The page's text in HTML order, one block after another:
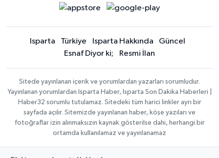
Isparta Türkiye Isparta Hakkında
Güncel
Esnaf Diyor ki;
Resmi İlan
Sitede yayınlanan içerik ve yorumlardan yazarları sorumludur.
Yayınlanan yorumlardan Isparta Haber, Isparta Son Dakika Haberleri |
Haber32 sorumlu tutulamaz. Sitedeki tüm harici linkler ayrı bir
sayfada açılır. Sitemizde yayınlanan haber, köşe yazıları ve
fotoğraflar izin alınmaksızın kaynak gösterilse dahi, herhangi bir
ortamda kullanılamaz ve yayınlanamaz